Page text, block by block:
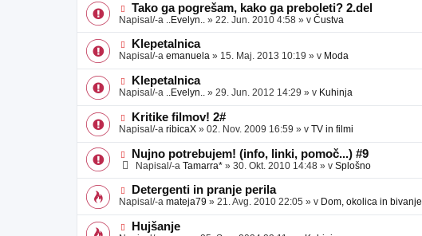
v
e
e
b
j
a
v
e
N
o
v
e
o
b
j
a
v
e
Tako ga pogrešam, kako ga preboleti? 2.del
Napisal/-a ..Evelyn.. » 22. Jun. 2010 4:58 » v Čustva
N
o
e
o
b
j
a
v
e
Klepetalnica
Napisal/-a emanuela » 15. Maj. 2013 10:19 » v Moda
N
o
e
o
b
j
a
e
Klepetalnica
Napisal/-a ..Evelyn.. » 29. Jun. 2012 14:29 » v Kuhinja
N
o
v
e
o
j
a
v
e
Kritike filmov! 2#
Napisal/-a ribicaX » 02. Nov. 2009 16:59 » v TV in filmi
N
e
o
b
j
a
Nujno potrebujem! (info, linki, pomoč...) #9
Napisal/-a Tamarra* » 30. Okt. 2010 14:48 » v Splošno
N
o
e
o
Detergenti in pranje perila
Napisal/-a mateja79 » 21. Avg. 2010 22:05 » v Dom, okolica in bivanje
NHujšanje